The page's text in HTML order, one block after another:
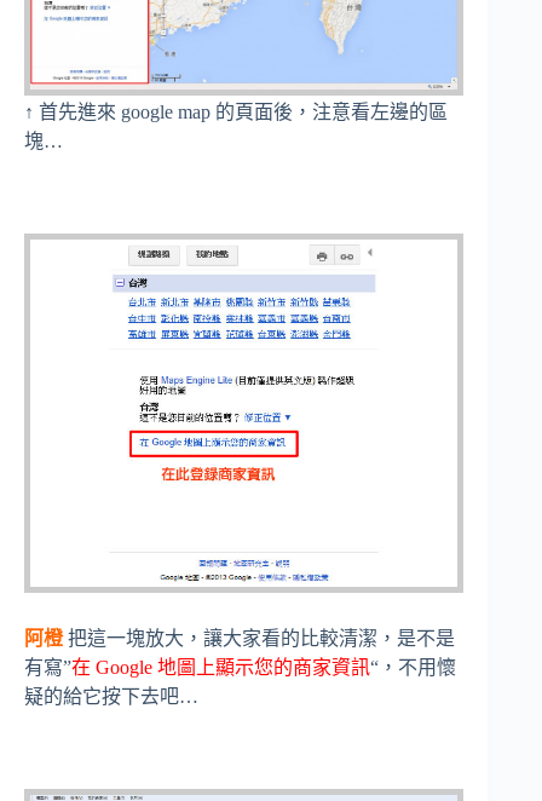
↑ 首先進來 google map 的頁面後，注意看左邊的區
塊…
阿橙把這一塊放大，讓大家看的比較清潔，是不是
有寫”在 Google 地圖上顯示您的商家資訊“，不用懷
疑的給它按下去吧…